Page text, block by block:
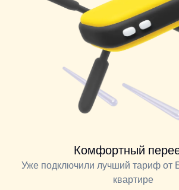
Комфортный
Уже подключили лучший тариф от
квартире